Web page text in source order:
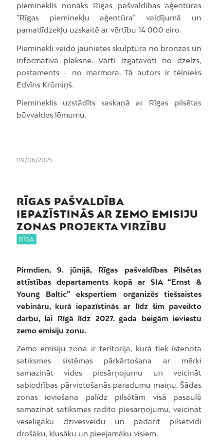
piemineklis nonāks Rīgas pašvaldības aģentūras
“Rīgas pieminekļu aģentūra” valdījumā un
pamatlīdzekļu uzskaitē ar vērtību 14 000 eiro.
Pieminekli veido jaunietes skulptūra no bronzas un
informatīvā plāksne. Vārti izgatavoti no dzelzs,
postaments – no marmora. Tā autors ir tēlnieks
Edvīns Krūmiņš.
Piemineklis uzstādīts saskaņā ar Rīgas pilsētas
būvvaldes lēmumu.
09/06/2025
RĪGAS PAŠVALDĪBA
IEPAZĪSTINĀS AR ZEMO EMISIJU
ZONAS PROJEKTA VIRZĪBU
RĪGA
Pirmdien, 9. jūnijā, Rīgas pašvaldības Pilsētas
attīstības departaments kopā ar SIA “Ernst &
Young Baltic” ekspertiem organizēs tiešsaistes
vebināru, kurā iepazīstinās ar līdz šim paveikto
darbu, lai Rīgā līdz 2027. gada beigām ieviestu
zemo emisiju zonu.
Zemo emisiju zona ir teritorija, kurā tiek īstenota
satiksmes sistēmas pārkārtošana ar mērķi
samazināt vides piesārņojumu un veicināt
sabiedrības pārvietošanās paradumu maiņu. Šādas
zonas ieviešana palīdz pilsētām visā pasaulē
samazināt satiksmes radīto piesārņojumu, veicināt
veselīgāku dzīvesveidu un padarīt pilsētvidi
drošāku, klusāku un pieejamāku visiem.